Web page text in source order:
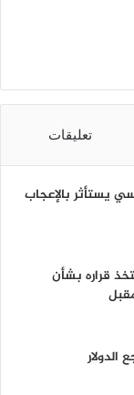
تعليقات
يستأثر بالإعجاب
قراره بشأن
الدولار